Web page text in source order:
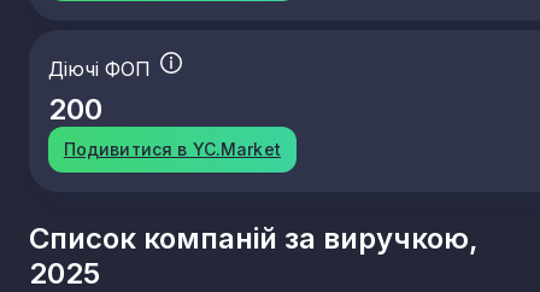
Діючі ФОП
200
Подивитися в YC.Market
Список компаній за виручкою,
2025